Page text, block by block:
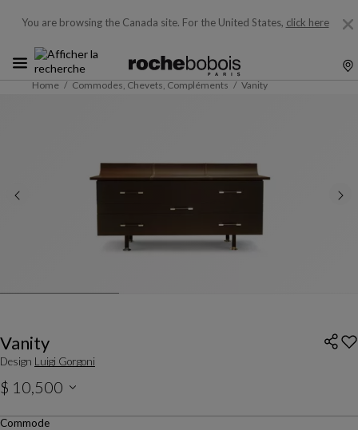
You are browsing the Canada site. For the United States, click here
Home Commodes, Chevets, Compléments Vanity
Vanity
Design Luigi Gorgoni
$ 10,500
Prix hors livraison, valable au Canada.
Commode